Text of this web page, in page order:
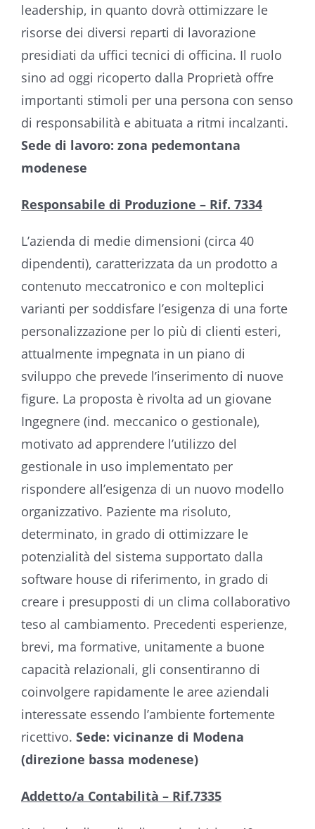
leadership, in quanto dovrà ottimizzare le
risorse dei diversi reparti di lavorazione
presidiati da uffici tecnici di officina. Il ruolo
sino ad oggi ricoperto dalla Proprietà offre
importanti stimoli per una persona con senso
di responsabilità e abituata a ritmi incalzanti.
Sede di lavoro: zona pedemontana
modenese
Responsabile di Produzione – Rif. 7334
L’azienda di medie dimensioni (circa 40
dipendenti), caratterizzata da un prodotto a
contenuto meccatronico e con molteplici
varianti per soddisfare l’esigenza di una forte
personalizzazione per lo più di clienti esteri,
attualmente impegnata in un piano di
sviluppo che prevede l’inserimento di nuove
figure. La proposta è rivolta ad un giovane
Ingegnere (ind. meccanico o gestionale),
motivato ad apprendere l’utilizzo del
gestionale in uso implementato per
rispondere all’esigenza di un nuovo modello
organizzativo. Paziente ma risoluto,
determinato, in grado di ottimizzare le
potenzialità del sistema supportato dalla
software house di riferimento, in grado di
creare i presupposti di un clima collaborativo
teso al cambiamento. Precedenti esperienze,
brevi, ma formative, unitamente a buone
capacità relazionali, gli consentiranno di
coinvolgere rapidamente le aree aziendali
interessate essendo l’ambiente fortemente
ricettivo. Sede: vicinanze di Modena
(direzione bassa modenese)
Addetto/a Contabilità – Rif.7335